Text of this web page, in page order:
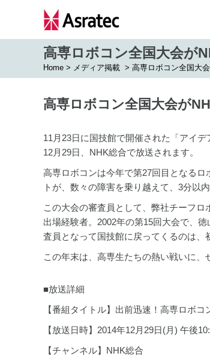
高専ロボコン全国大会が
Home > メディア掲載 > 高専ロボコン全国大
高専ロボコン全国大会が
11月23日に国技館で開催された「アイ
12月29日、NHK総合で放送されます。
高専ロボコンは今年で第27回目となる
トが、数々の障害を乗り越えて、3分以
この大会の審査員として、弊社チーフ
出場経験者。2002年の第15回大会で、
査員となって国技館に戻ってくるのは、
この年末は、高専生たちの熱い戦いに、
■放送詳細
【番組タイトル】出前迅速！高専ロボコ
【放送日時】2014年12月29日(月) 午後
【チャンネル】NHK総合